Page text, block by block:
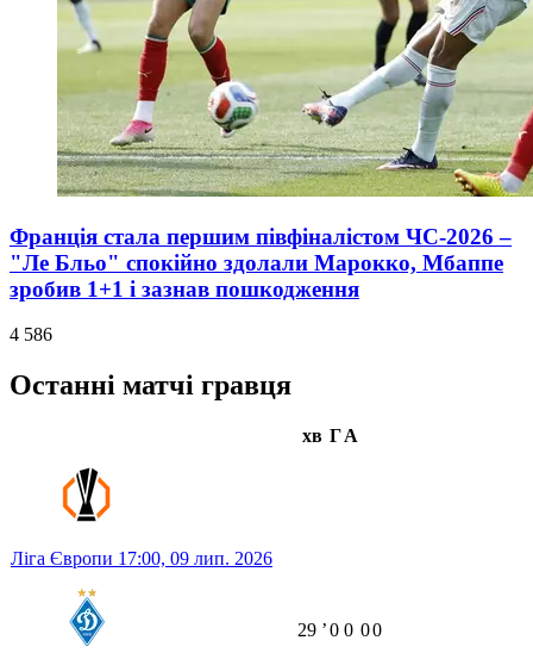
Франція стала першим півфіналістом ЧС-2026 –
"Ле Бльо" спокійно здолали Марокко, Мбаппе
зробив 1+1 і зазнав пошкодження
4 586
Останні матчі гравця
хв ГА
Ліга Європи 17:00, 09 лип. 2026
29 ʼ0 0 00